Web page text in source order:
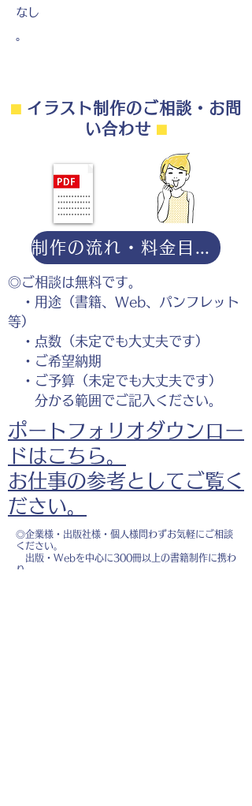
なし
。
⬛︎イラスト制作のご相談・お問
い合わせ ⬛︎
◎ご相談は無料です。
・用途（書籍、Web、パンフレット
等）
・点数（未定でも大丈夫です）
・ご希望納期
・ご予算（未定でも大丈夫です）
分かる範囲でご記入ください。
ポートフォリオダウンロー
ドはこちら。
お仕事の参考としてご覧く
ださい。
◎企業様・出版社様・個人様問わずお気軽にご相談
ください。
出版・Webを中心に300冊以上の書籍制作に携わ
り、